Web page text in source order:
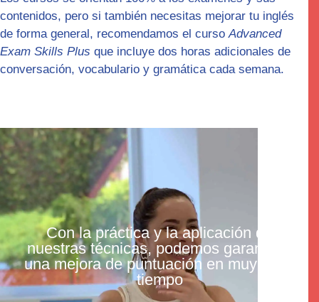
contenidos, pero si también necesitas mejorar tu inglés
de forma general, recomendamos el cursoAdvanced
Exam Skills Plus que incluye dos horas adicionales de
conversación, vocabulario y gramática cada semana.
Con la práctica y la aplicación de
nuestras técnicas, podemos garantizar
una mejora de puntuación en muy poco
tiempo